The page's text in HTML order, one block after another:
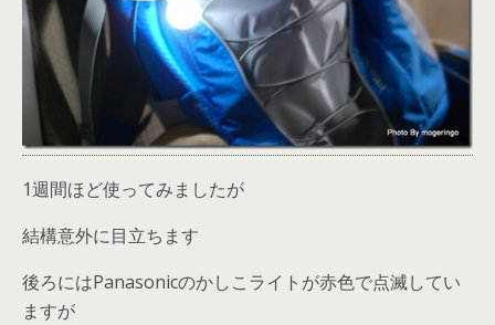
1週間ほど使ってみましたが
結構意外に目立ちます
後ろにはPanasonicのかしこライトが赤色で点滅してい
ますが